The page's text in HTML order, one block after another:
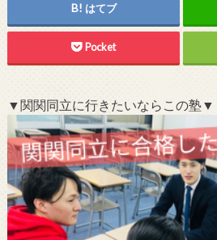
はてブ
Pocket
▼関関同立に行きたいならこの塾▼